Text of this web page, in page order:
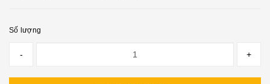
Số lượng
- +